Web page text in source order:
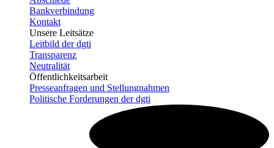
Bankverbindung
Kontakt
Unsere Leitsätze
Leitbild der dgti
Transparenz
Neutralität
Öffentlichkeitsarbeit
Presseanfragen und Stellungnahmen
Politische Forderungen der dgti